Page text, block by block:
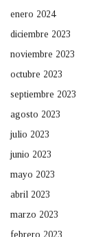
enero 2024
diciembre 2023
noviembre 2023
octubre 2023
septiembre 2023
agosto 2023
julio 2023
junio 2023
mayo 2023
abril 2023
marzo 2023
febrero 2023